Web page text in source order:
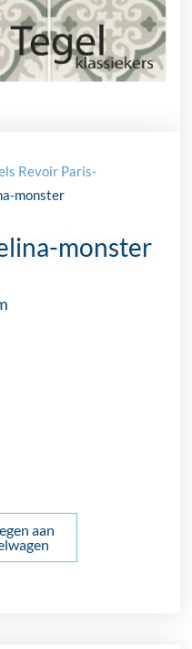
Revoir Paris-
monster
monster
aan